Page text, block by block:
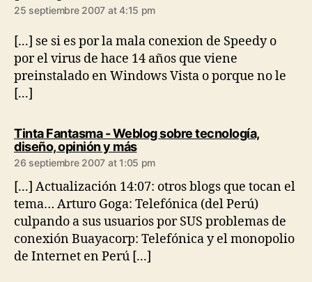
25 septiembre 2007 at 4:15 pm
[...] se si es por la mala conexion de Speedy o
por el virus de hace 14 años que viene
preinstalado en Windows Vista o porque no le
[...]
Tinta Fantasma - Weblog sobre tecnología,
diseño, opinión y mássays:
26 septiembre 2007 at 1:05 pm
[...] Actualización 14:07: otros blogs que tocan el
tema… Arturo Goga: Telefónica (del Perú)
culpando a sus usuarios por SUS problemas de
conexión Buayacorp: Telefónica y el monopolio
de Internet en Perú [...]